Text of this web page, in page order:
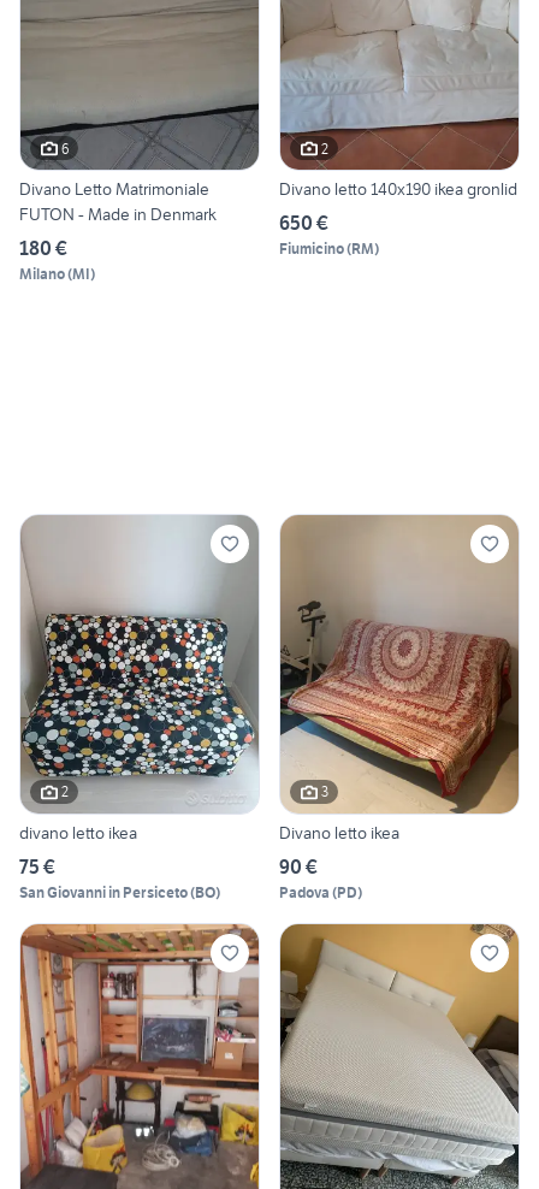
6
Divano Letto Matrimoniale
FUTON - Made in Denmark
180 €
Milano(MI)
2
Divano letto 140x190 ikea gronlid
650 €
Fiumicino(RM)
2
divano letto ikea
75 €
San Giovanni in Persiceto(BO)
3
Divano letto ikea
90 €
Padova (PD)